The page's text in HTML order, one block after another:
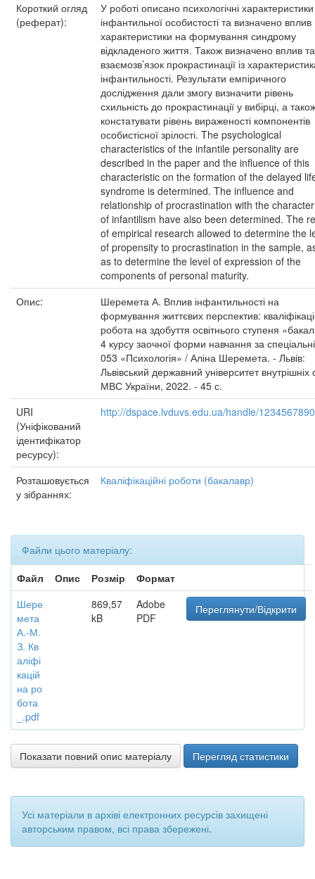
Короткий огляд
(реферат):
У роботі описано психологічні характеристики
інфантильної особистості та визначено вплив
характеристики на формування синдрому
відкладеного життя. Також визначено вплив та
взаємозв’язок прокрастинації із
інфантильності. Результати емпіричного
дослідження дали змогу визначити рівень
схильність до прокрастинації у вибірці, а
констатувати рівень вираженості компонентів
особистісної зрілості. The psychological
characteristics of the infantile personality are
described in the paper and the influence of this
characteristic on the formation of the delayed
syndrome is determined. The influence and
relationship of procrastination with the
of infantilism have also been determined. The
of empirical research allowed to determine the
of propensity to procrastination in the sample,
as to determine the level of expression of the
components of personal maturity.
Опис:
Шеремета А. Вплив інфантильності на
формування життєвих перспектив:
робота на здобуття освітнього ступеня
4 курсу заочної форми навчання за
053 «Психологія» / Аліна Шеремета. - Львів:
Львівський державний університет внутрішніх
МВС України, 2022. - 45 с.
URI
(Уніфікований
ідентифікатор
ресурсу):
http://dspace.lvduvs.edu.ua/handle/
Розташовується
у зібраннях:
Кваліфікаційні роботи (бакалавр)
Файли цього матеріалу:
Файл
Опис Розмір
Формат
Шере
мета
А.-М.
З. Кв
аліфі
кацій
на ро
бота
_.pdf
869,57
kB
Adobe
PDF
Переглянути/Відкрити
Показати повний опис матеріалу Перегляд статистики
Усі матеріали в архіві електронних ресурсів захищені
авторським правом, всі права збережені.